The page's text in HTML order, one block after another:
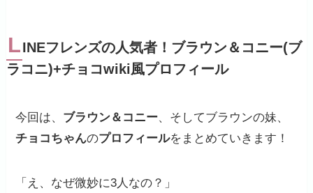
LINEフレンズの人気者！ブラウン＆コニー(ブ
ラコニ)+チョコwiki風プロフィール
今回は、 ブラウン＆コニー、そしてブラウンの妹、
チョコちゃんのプロフィールをまとめていきます！
「え、なぜ微妙に3人なの？」